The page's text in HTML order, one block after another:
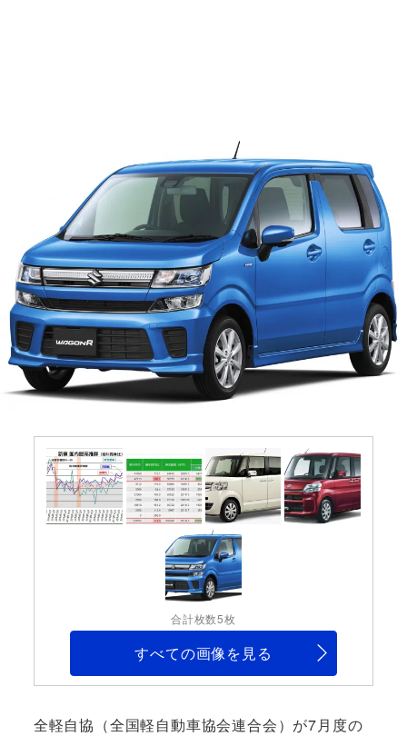
合計枚数5枚
すべての画像を見る
全軽自協（全国軽自動車協会連合会）が7月度の